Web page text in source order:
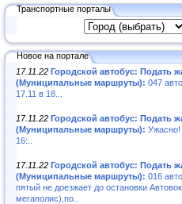
Транспортные порталы
Новое на портале
17.11.22 Городской автобус: Подать
(Муниципальные маршруты): 047
17.11 в 18...
17.11.22 Городской автобус: Подать
(Муниципальные маршруты): Ужасно!
16:..
17.11.22 Городской автобус: Подать
(Муниципальные маршруты): 016
пятый не доезжает до остановки
мегаполис),по..